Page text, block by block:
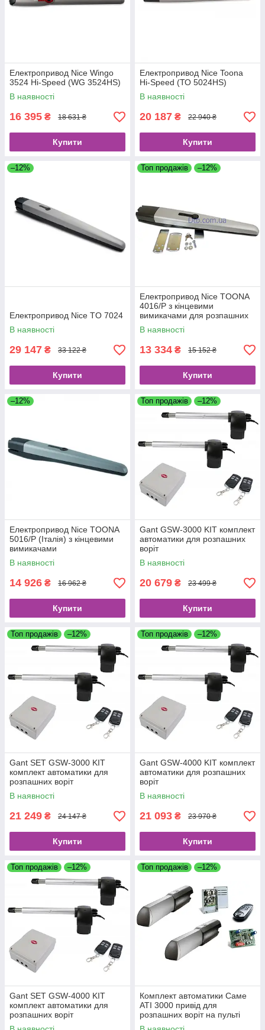
Електропривод Nice Wingo
3524 Hi-Speed (WG 3524HS)
В наявності
16 395 ₴ 18 631 ₴
Купити
Електропривод Nice Toona
Hi-Speed (ТО 5024HS)
В наявності
20 187 ₴ 22 940 ₴
Купити
–12%
Електропривод Nice TO 7024
В наявності
29 147 ₴ 33 122 ₴
Купити
Топ продажів –12%
Електропривод Nice TOONA
4016/P з кінцевими
вимикачами для розпашних
воріт (пр-во Італія)
В наявності
13 334 ₴ 15 152 ₴
Купити
–12%
Електропривод Nice TOONA
5016/Р (Італія) з кінцевими
вимикачами
В наявності
14 926 ₴ 16 962 ₴
Купити
Топ продажів –12%
Gant GSW-3000 KIT комплект
автоматики для розпашних
воріт
В наявності
20 679 ₴ 23 499 ₴
Купити
Топ продажів –12%
Gant SET GSW-3000 KIT
комплект автоматики для
розпашних воріт
В наявності
21 249 ₴ 24 147 ₴
Купити
Топ продажів –12%
Gant GSW-4000 KIT комплект
автоматики для розпашних
воріт
В наявності
21 093 ₴ 23 970 ₴
Купити
Топ продажів –12%
Gant SET GSW-4000 KIT
комплект автоматики для
розпашних воріт
Топ продажів –12%
Комплект автоматики Саме
ATI 3000 привід для
розпашних воріт на пульті
управління стулка до 3 м